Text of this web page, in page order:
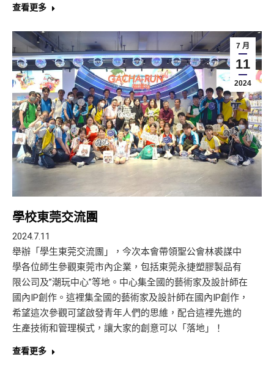
查看更多
7 月
11
2024
學校東莞交流團
2024.7.11
舉辦「學生東莞交流團」，今次本會帶領聖公會林裘謀中
學各位師生參觀東莞市內企業，包括東莞永捷塑膠製品有
限公司及”潮玩中心”等地。中心集全國的藝術家及設計師在
國內IP創作。這裡集全國的藝術家及設計師在國內IP創作，
希望這次參觀可望啟發青年人們的思維，配合這裡先進的
生產技術和管理模式，讓大家的創意可以「落地」！
查看更多